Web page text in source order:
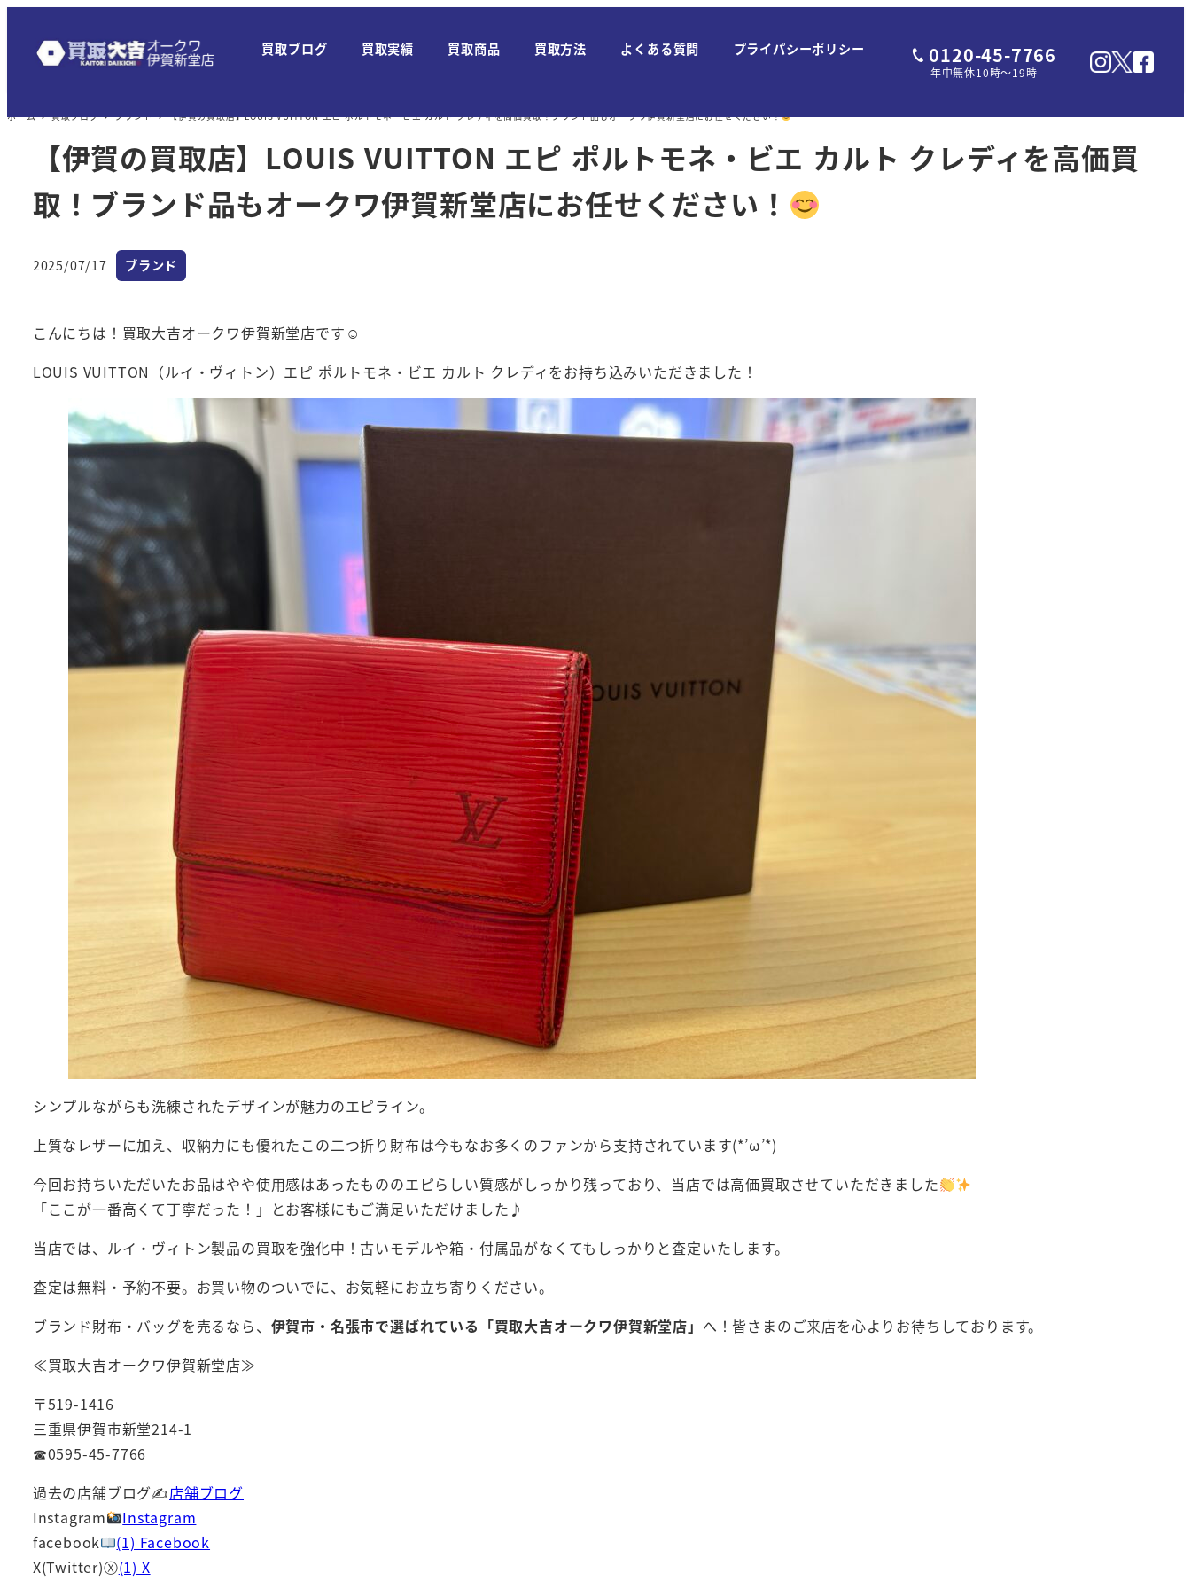
ン
買取ブログ 買取実績 買取商品 買取方法 よくある質問 プライパシーポリシー 0120-45-7766
年中無休10時～19時
ホーム 買取ブログ ブランド 【伊賀の買取店】LOUIS VUITTON エピ ポルトモネ・ビエ カルト クレディを高価買取！ブランド品もオークワ伊賀新堂店にお任せください！
【伊賀の買取店】LOUIS VUITTON エピ ポルトモネ・ビエ カルト クレディを高価買
取！ブランド品もオークワ伊賀新堂店にお任せください！
投稿日
2025/07/17 カテゴリー
ブランド
こんにちは！買取大吉オークワ伊賀新堂店です☺
LOUIS VUITTON（ルイ・ヴィトン）エピ ポルトモネ・ビエ カルト クレディをお持ち込みいただきました！
シンプルながらも洗練されたデザインが魅力のエピライン。
上質なレザーに加え、収納力にも優れたこの二つ折り財布は今もなお多くのファンから支持されています(*’ω’*)
今回お持ちいただいたお品はやや使用感はあったもののエピらしい質感がしっかり残っており、当店では高価買取させていただきました
「ここが一番高くて丁寧だった！」とお客様にもご満足いただけました♪
当店では、ルイ・ヴィトン製品の買取を強化中！古いモデルや箱・付属品がなくてもしっかりと査定いたします。
査定は無料・予約不要。お買い物のついでに、お気軽にお立ち寄りください。
ブランド財布・バッグを売るなら、 伊賀市・名張市で選ばれている「買取大吉オークワ伊賀新堂店」 へ！皆さまのご来店を心よりお待ちしております。
≪買取大吉オークワ伊賀新堂店≫
〒519-1416
三重県伊賀市新堂214-1
☎0595-45-7766
過去の店舗ブログ✍店舗ブログ
Instagram
Instagram
facebook
(1) Facebook
X(Twitter)Ⓧ(1) X